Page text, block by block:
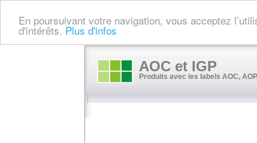
En poursuivant votre navigation, vous acceptez
d'intérêts. Plus d'infos
AOC et IGP
Produits avec les labels AOC,